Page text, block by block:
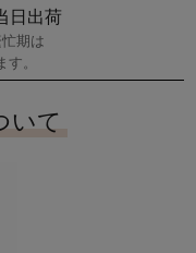
日出荷
期は
。
いて